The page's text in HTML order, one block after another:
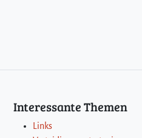
Interessante Themen
Links